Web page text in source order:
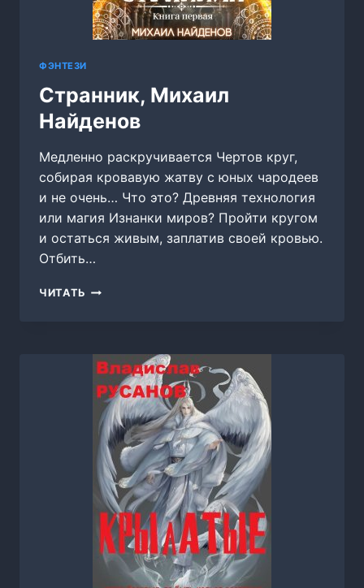
ФЭНТЕЗИ
Странник, Михаил
Найденов
Медленно раскручивается Чертов круг,
собирая кровавую жатву с юных чародеев
и не очень… Что это? Древняя технология
или магия Изнанки миров? Пройти кругом
и остаться живым, заплатив своей кровью.
Отбить…
ЧИТАТЬ СТРАННИК,